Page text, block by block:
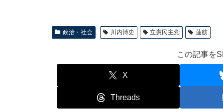
政治・社会 川内博史 立憲民主党 蓮舫
この記事を
X
Threads